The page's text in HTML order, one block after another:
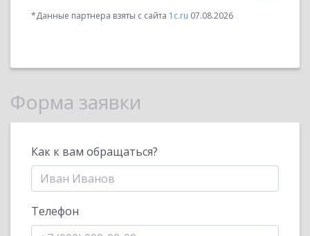
*Данные партнера взяты с сайта 1c.ru 07.08.2026
Форма заявки
Как к вам обращаться?
Телефон